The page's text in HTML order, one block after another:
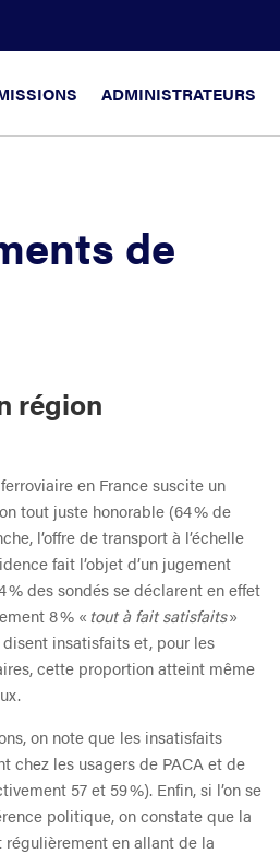
ADMINISTRATEURS
de
région
en France suscite un
tout juste honorable (64 % de
l’offre de transport à l’échelle
fait l’objet d’un jugement
% des sondés se déclarent en effet
8 % « toutà fait satisfaits»
insatisfaits et, pour les
cette proportion atteint même
on note que les insatisfaits
chez les usagers de PACA et de
57 et 59 %). Enfin, si l’on se
politique, on constate que la
en allant de la